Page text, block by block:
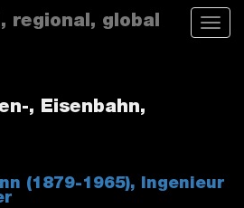
regional, global
Toggle
, Eisenbahn,
(1879-1965), Ingenieur